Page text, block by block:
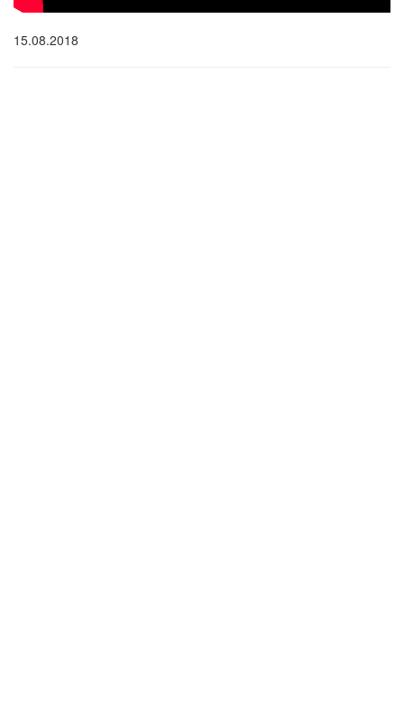
15.08.2018